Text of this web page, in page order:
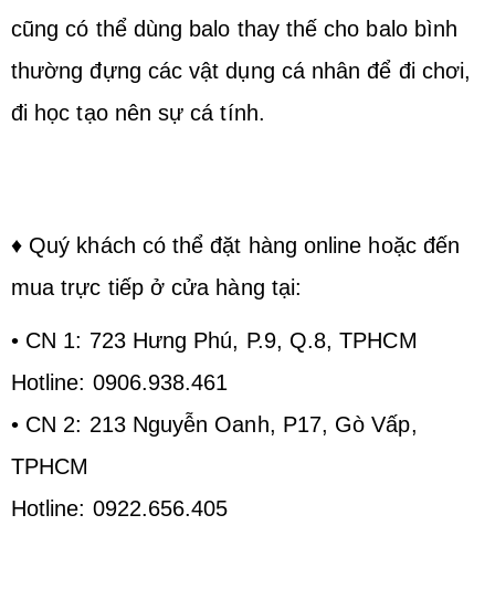
cũng có thể dùng balo thay thế cho balo bình
thường đựng các vật dụng cá nhân để đi chơi,
đi học tạo nên sự cá tính.
♦ Quý khách có thể đặt hàng online hoặc đến
mua trực tiếp ở cửa hàng tại:
• CN 1: 723 Hưng Phú, P.9, Q.8, TPHCM
Hotline: 0906.938.461
• CN 2: 213 Nguyễn Oanh, P17, Gò Vấp,
TPHCM
Hotline: 0922.656.405